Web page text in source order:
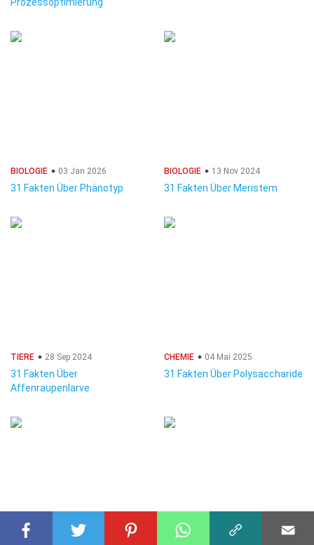
BIOLOGIE 03 Jan 2026
31 Fakten Über Phänotyp
BIOLOGIE 13 Nov 2024
31 Fakten Über Meristem
TIERE 28 Sep 2024
31 Fakten Über
Affenraupenlarve
CHEMIE 04 Mai 2025
31 Fakten Über Polysaccharide